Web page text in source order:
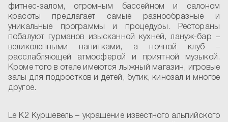
фитнес-залом, огромным бассейном и салоном
красоты предлагает самые разнообразные и
уникальные программы и процедуры. Рестораны
побалуют гурманов изысканной кухней, лануж-бар –
великолепными напитками, а ночной клуб –
расслабляющей атмосферой и приятной музыкой.
Кроме того в отеле имеются лыжный магазин, игровые
залы для подростков и детей, бутик, кинозал и многое
другое.
Le K2 Куршевель – украшение известного альпийского